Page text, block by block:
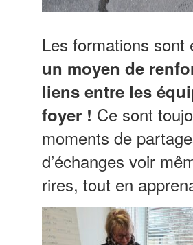
Les formations sont
un moyen de
liens entre les
foyer ! Ce sont
moments de
d’échanges voir
rires, tout en